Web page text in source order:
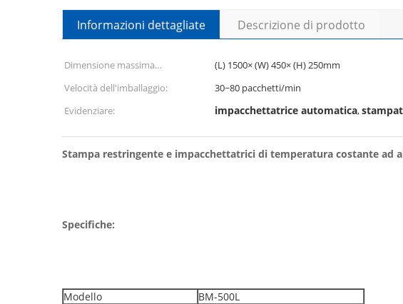
Informazioni dettagliate Descrizione di prodotto
Dimensione massima
dell'imballaggio:
(L) 1500× (W) 450× (H) 250mm
Velocità dell'imballaggio:
30~80 pacchetti/min
Evidenziare:
impacchettatrice automatica,
Stampa restringente e impacchettatrici di temperatura costante ad
Specifiche:
Modello
BM-500L